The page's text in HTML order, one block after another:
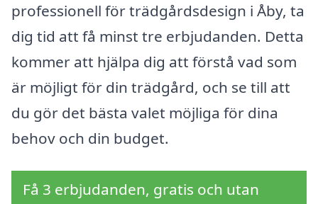
professionell för trädgårdsdesign i Åby, ta
dig tid att få minst tre erbjudanden. Detta
kommer att hjälpa dig att förstå vad som
är möjligt för din trädgård, och se till att
du gör det bästa valet möjliga för dina
behov och din budget.
Få 3 erbjudanden, gratis och utan